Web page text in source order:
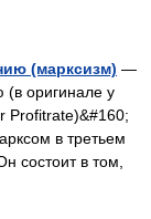
(марксизм) —
оригинале у
Profitrate)&#160;
в третьем
состоит в том,